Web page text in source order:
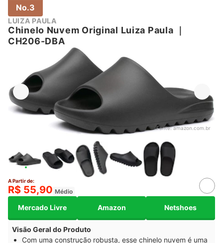
No.3
LUIZA PAULA
Chinelo Nuvem Original Luiza Paula
CH206-DBA
Fonte:amazon.com.br
A Partir de:
R$ 55,90 Médio
Mercado Livre Amazon Netshoes
Visão Geral do Produto
Com uma construção robusta, esse chinelo nuvem é uma